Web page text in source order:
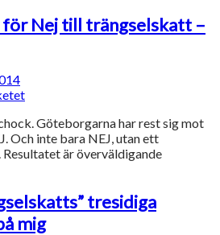
Nej till trängselskatt –
Göteborgarna har rest sig mot
Och inte bara NEJ, utan ett
är överväldigande
tresidiga
mig